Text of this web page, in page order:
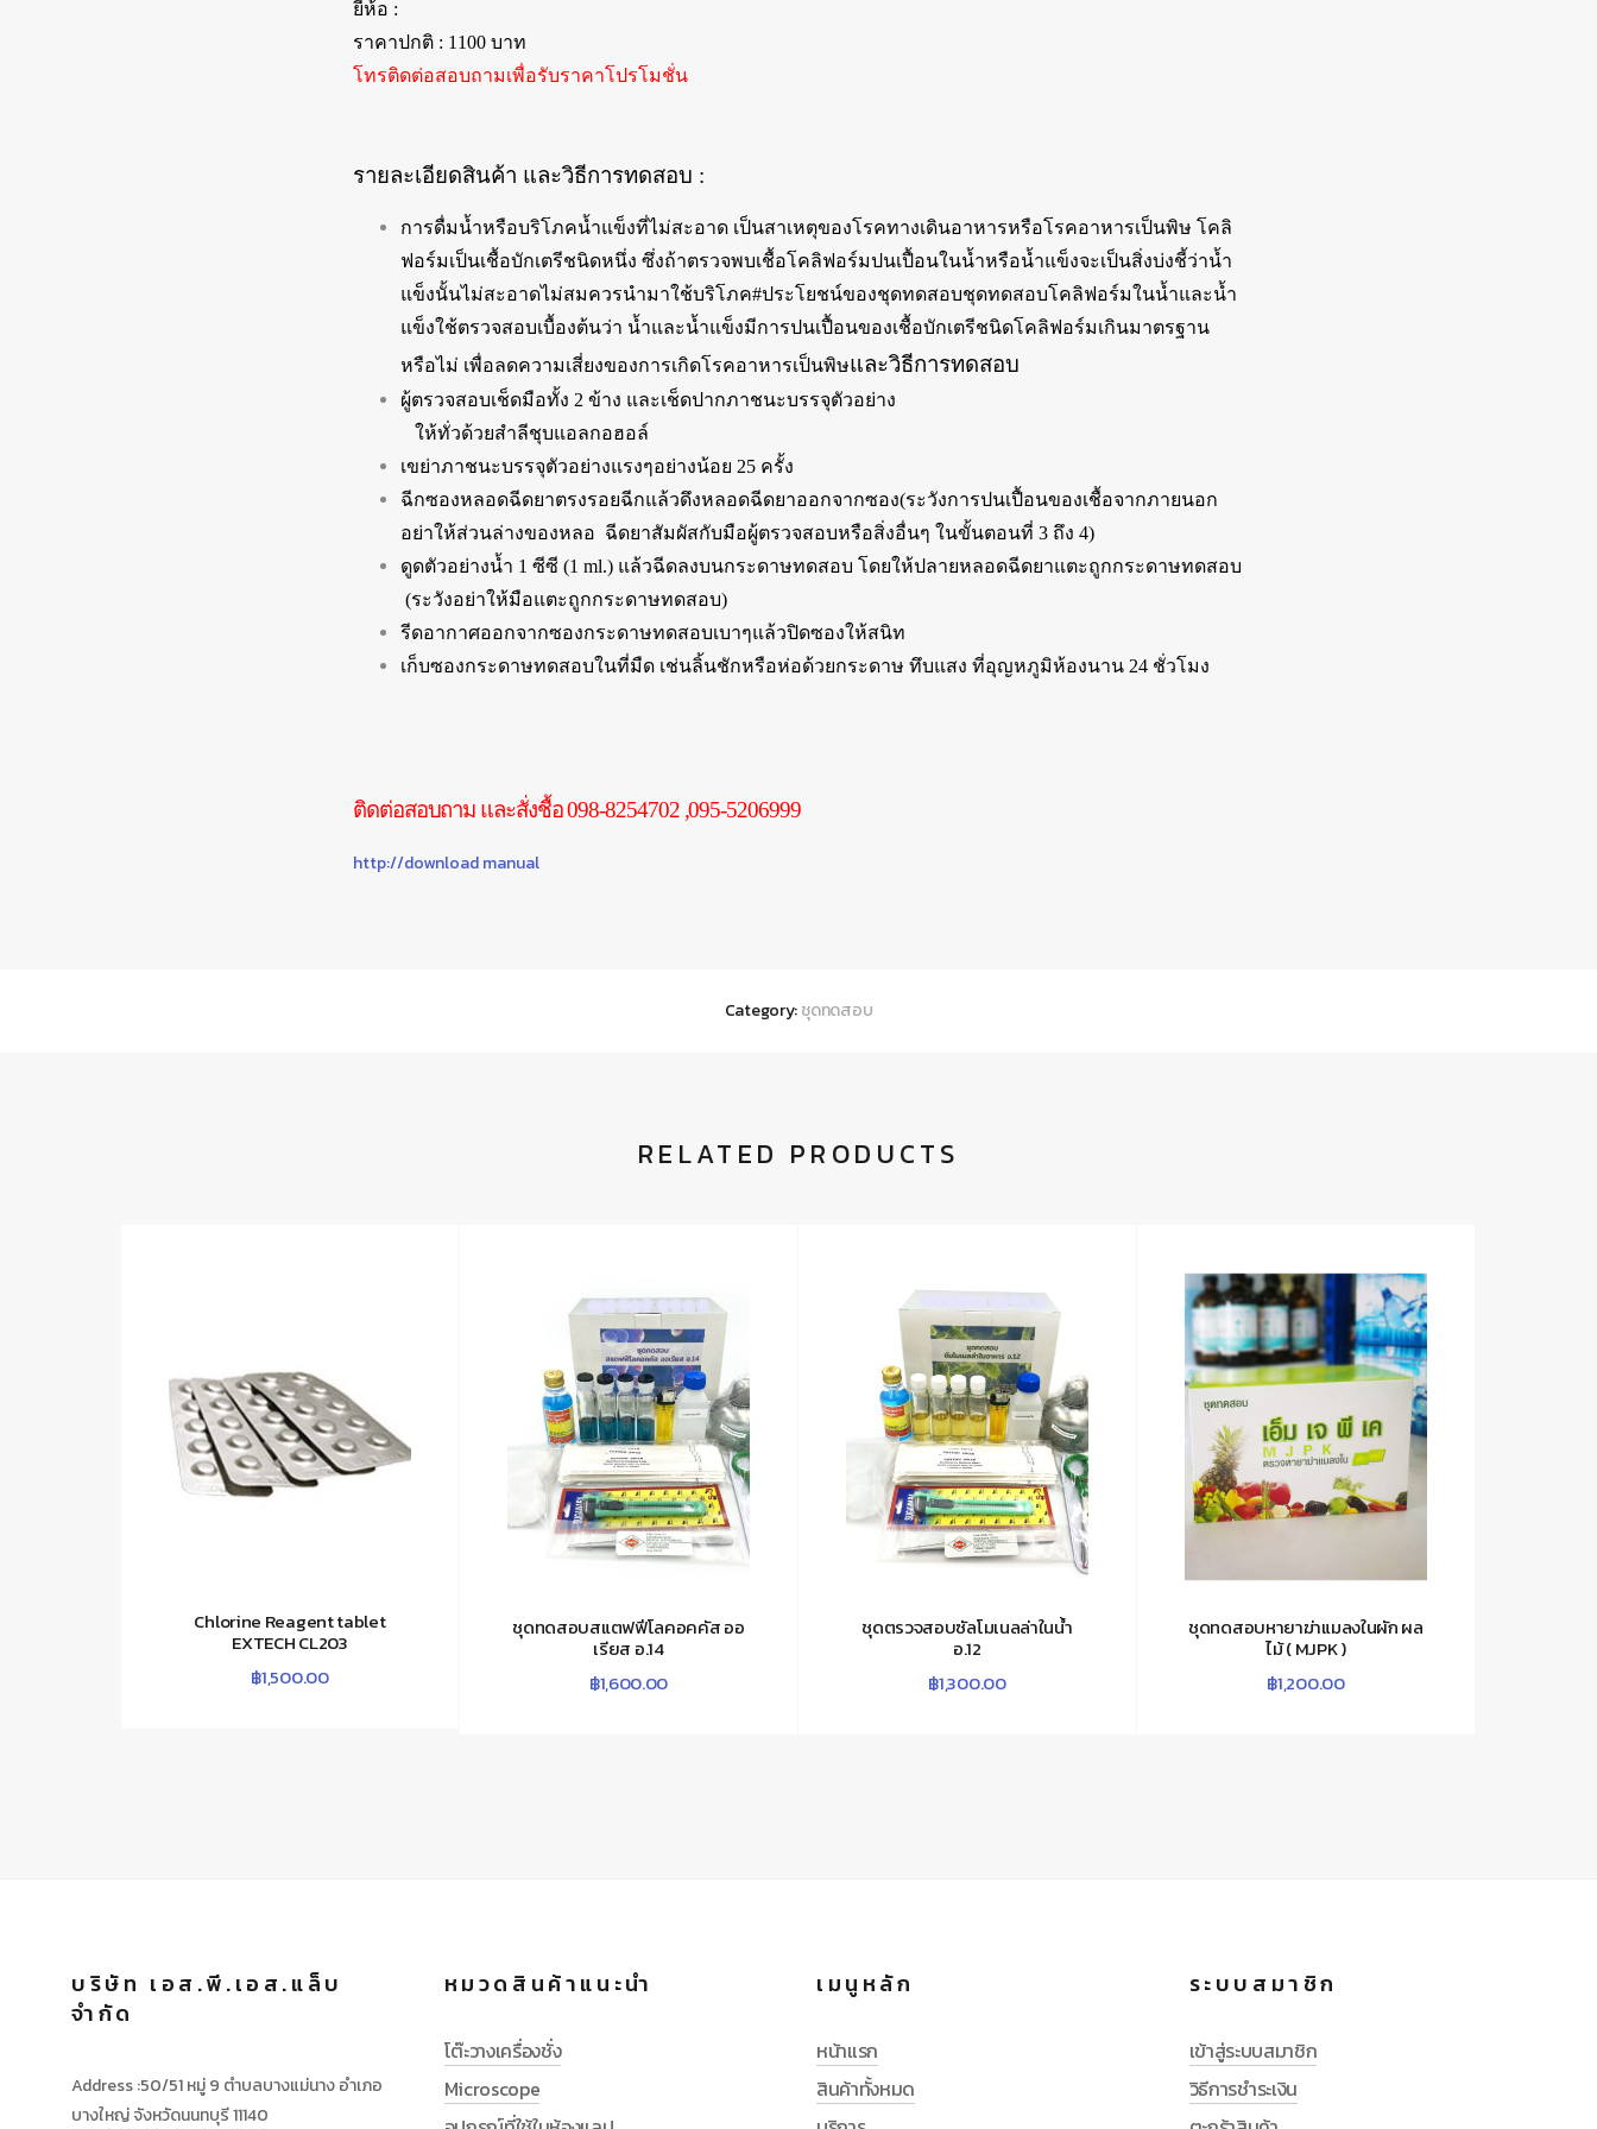
ยี่ห้อ :
ราคาปกติ : 1100 บาท
โทรติดต่อสอบถามเพื่อรับราคาโปรโมชั่น
รายละเอียดสินค้า และวิธีการทดสอบ :
การดื่มน้ำหรือบริโภคน้ำแข็งที่ไม่สะอาด เป็นสาเหตุของโรคทางเดินอาหารหรือโรคอาหารเป็นพิษ โคลิ
ฟอร์มเป็นเชื้อบักเตรีชนิดหนึ่ง ซึ่งถ้าตรวจพบเชื้อโคลิฟอร์มปนเปื้อนในน้ำหรือน้ำแข็งจะเป็นสิ่งบ่งชี้ว่าน้ำ
แข็งนั้นไม่สะอาดไม่สมควรนำมาใช้บริโภค#ประโยชน์ของชุดทดสอบชุดทดสอบโคลิฟอร์มในน้ำและน้ำ
แข็งใช้ตรวจสอบเบื้องต้นว่า น้ำและน้ำแข็งมีการปนเปื้อนของเชื้อบักเตรีชนิดโคลิฟอร์มเกินมาตรฐาน
หรือไม่ เพื่อลดความเสี่ยงของการเกิดโรคอาหารเป็นพิษและวิธีการทดสอบ
ผู้ตรวจสอบเช็ดมือทั้ง 2 ข้าง และเช็ดปากภาชนะบรรจุตัวอย่าง
ให้ทั่วด้วยสำลีชุบแอลกอฮอล์
เขย่าภาชนะบรรจุตัวอย่างแรงๆอย่างน้อย 25 ครั้ง
ฉีกซองหลอดฉีดยาตรงรอยฉีกแล้วดึงหลอดฉีดยาออกจากซอง(ระวังการปนเปื้อนของเชื้อจากภายนอก
อย่าให้ส่วนล่างของหลอ ฉีดยาสัมผัสกับมือผู้ตรวจสอบหรือสิ่งอื่นๆ ในขั้นตอนที่ 3 ถึง 4)
ดูดตัวอย่างน้ำ 1 ซีซี (1 ml.) แล้วฉีดลงบนกระดาษทดสอบ โดยให้ปลายหลอดฉีดยาแตะถูกกระดาษทดสอบ
(ระวังอย่าให้มือแตะถูกกระดาษทดสอบ)
รีดอากาศออกจากซองกระดาษทดสอบเบาๆแล้วปิดซองให้สนิท
เก็บซองกระดาษทดสอบในที่มืด เช่นลิ้นชักหรือห่อด้วยกระดาษ ทึบแสง ที่อุญหภูมิห้องนาน 24 ชั่วโมง
ติดต่อสอบถาม และสั่งชื้อ 098-8254702 ,095-5206999
http://download manual
Category:ชุดทดสอบ
RELATED PRODUCTS
Chlorine Reagent tablet
EXTECH CL203
฿1,500.00
ชุดทดสอบสแตฟฟีโลคอคคัส ออ
เรียส อ.14
฿1,600.00
ชุดตรวจสอบซัลโมเนลล่าในน้ำ
อ.12
฿1,300.00
ชุดทดสอบหายาฆ่าแมลงในผัก ผล
ไม้ ( MJPK )
฿1,200.00
บริษัท เอส.พี.เอส.แล็บ
จำกัด
Address :50/51 หมู่ 9 ตำบลบางแม่นาง อำเภอ
บางใหญ่ จังหวัดนนทบุรี 11140
หมวดสินค้าแนะนำ
โต๊ะวางเครื่องชั่ง
Microscope
เมนูหลัก
หน้าแรก
สินค้าทั้งหมด
ระบบสมาชิก
เข้าสู่ระบบสมาชิก
วิธีการชำระเงิน